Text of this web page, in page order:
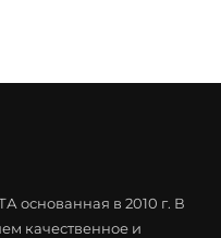
в 2010 г. В
качественное и